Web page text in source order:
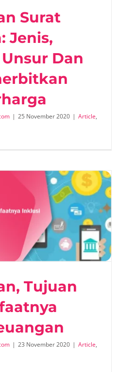
Surat
Jenis,
Dan
| 25 November 2020 | Article,
Tujuan
| 23 November 2020 | Article,